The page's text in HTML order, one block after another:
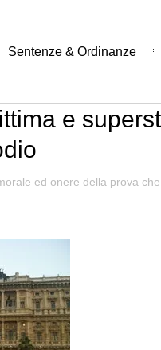
Sentenze & Ordinanze
e
ed onere della prova